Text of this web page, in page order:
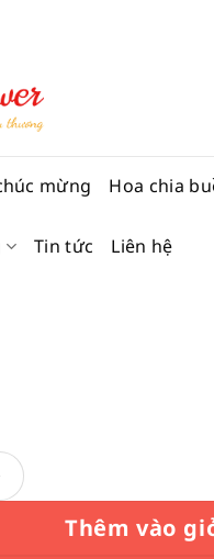
mừng Hoa chia
Tin tức Liên hệ
Thêm vào